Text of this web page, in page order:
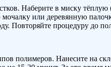
Наберите в миску
или деревянную
Повторяйте процедуру до
полимеров. Нанесите на